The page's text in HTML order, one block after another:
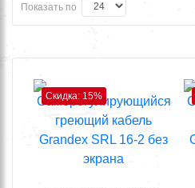
Показать по
Скидка: 15%